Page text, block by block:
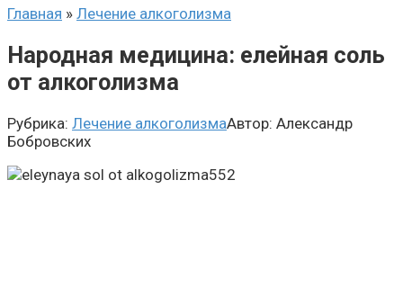
Главная » Лечение алкоголизма
Народная медицина: елейная соль
от алкоголизма
Рубрика: Лечение алкоголизмаАвтор: Александр
Бобровских